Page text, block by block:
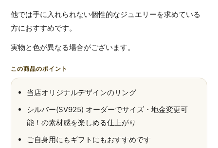
他では手に入れられない個性的なジュエリーを求めている
方におすすめです。
実物と色が異なる場合がございます。
この商品のポイント
当店オリジナルデザインのリング
シルバー(SV925) オーダーでサイズ・地金変更可
能！の素材感を楽しめる仕上がり
ご自身用にもギフトにもおすすめです